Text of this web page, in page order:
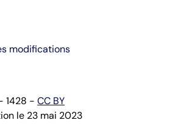
modifications
1428 - CC BY
le 23 mai 2023